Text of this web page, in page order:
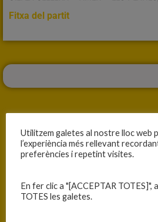
Fitxa del partit
ANTERIOR
Utilitzem galetes al nostre lloc web
l’experiència més rellevant
preferències i repetint visites.
En fer clic a "[ACCEPTAR TOTES]",
TOTES les galetes.